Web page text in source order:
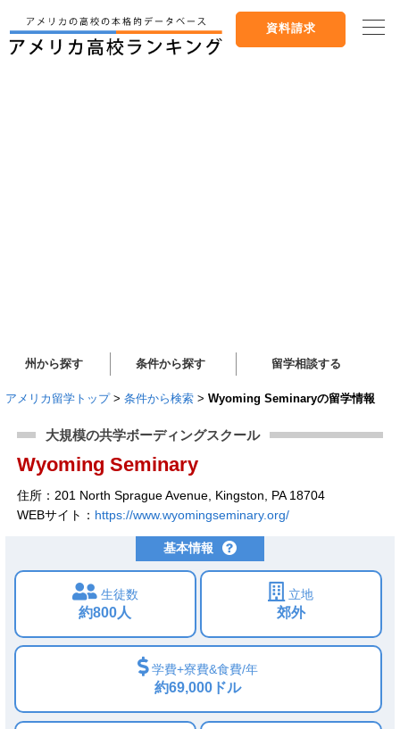
資料請求
州から探す 条件から探す 留学相談する
アメリカ留学トップ > 条件から検索 > Wyoming Seminaryの留学情報
大規模の共学ボーディングスクール
Wyoming Seminary
住所：201 North Sprague Avenue, Kingston, PA 18704
WEBサイト： https://www.wyomingseminary.org/
基本情報
生徒数
約800人
立地
郊外
学費+寮費&食費/年
約69,000ドル